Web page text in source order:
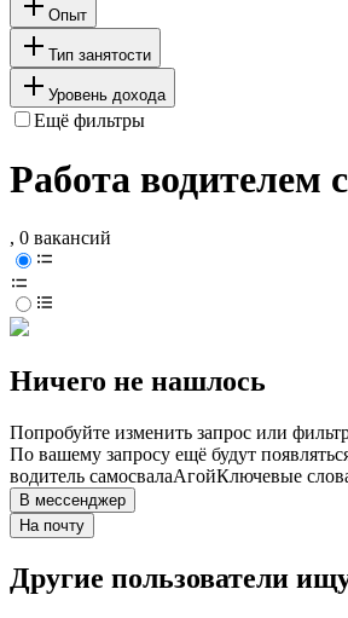
Опыт
Тип занятости
Уровень дохода
Ещё фильтры
Работа водителем
, 0 вакансий
Ничего не нашлось
Попробуйте изменить запрос или
По вашему запросу ещё будут
водитель самосвалаАгойКлючевые
В мессенджер
На почту
Другие пользователи